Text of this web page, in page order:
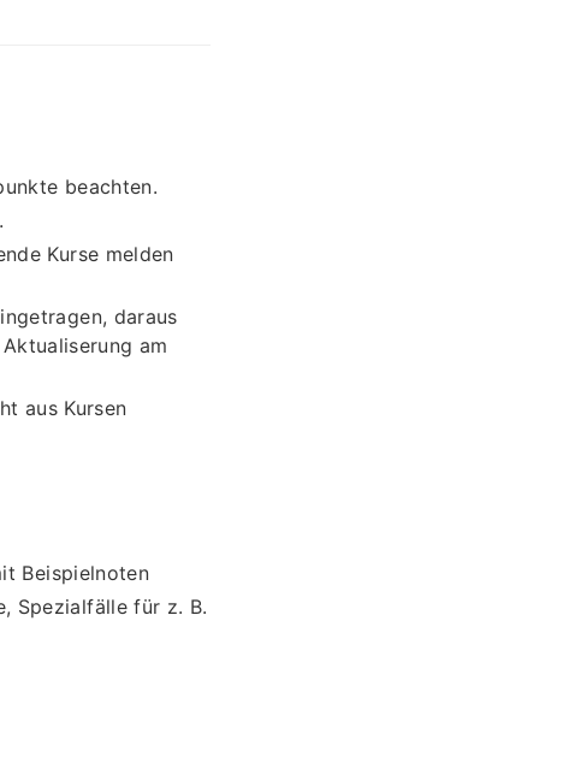
beachten.
Kurse melden
daraus
am
aus Kursen
Beispielnoten
Spezialfälle für z. B.